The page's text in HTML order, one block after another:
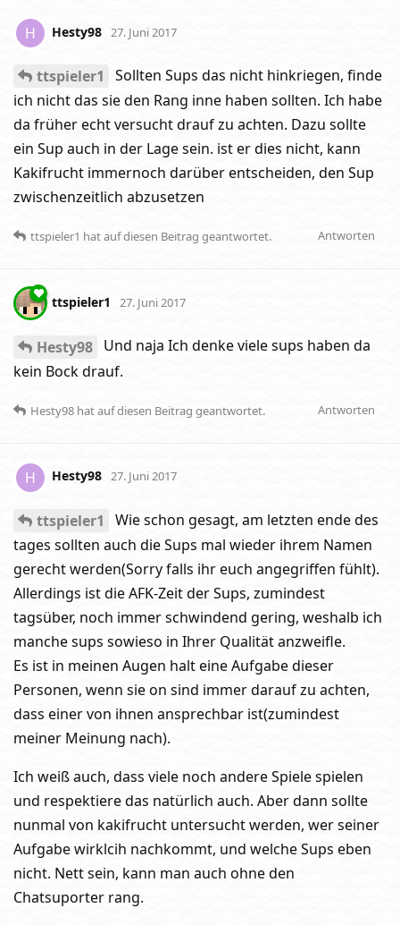
H Hesty98 27. Juni 2017
ttspieler1
Sollten Sups das nicht hinkriegen, finde
ich nicht das sie den Rang inne haben sollten. Ich habe
da früher echt versucht drauf zu achten. Dazu sollte
ein Sup auch in der Lage sein. ist er dies nicht, kann
Kakifrucht immernoch darüber entscheiden, den Sup
zwischenzeitlich abzusetzen
Antworten
ttspieler1 hatauf diesen Beitrag geantwortet.
ttspieler1 27. Juni 2017
Hesty98 Und naja Ich denke viele sups haben da
kein Bock drauf.
Antworten
Hesty98 hatauf diesen Beitrag geantwortet.
H Hesty98 27. Juni 2017
ttspieler1
Wie schon gesagt, am letzten ende des
tages sollten auch die Sups mal wieder ihrem Namen
gerecht werden(Sorry falls ihr euch angegriffen fühlt).
Allerdings ist die AFK-Zeit der Sups, zumindest
tagsüber, noch immer schwindend gering, weshalb ich
manche sups sowieso in Ihrer Qualität anzweifle.
Es ist in meinen Augen halt eine Aufgabe dieser
Personen, wenn sie on sind immer darauf zu achten,
dass einer von ihnen ansprechbar ist(zumindest
meiner Meinung nach).
Ich weiß auch, dass viele noch andere Spiele spielen
und respektiere das natürlich auch. Aber dann sollte
nunmal von kakifrucht untersucht werden, wer seiner
Aufgabe wirklcih nachkommt, und welche Sups eben
nicht. Nett sein, kann man auch ohne den
Chatsuporter rang.